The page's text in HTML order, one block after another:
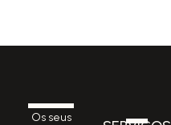
Os seus